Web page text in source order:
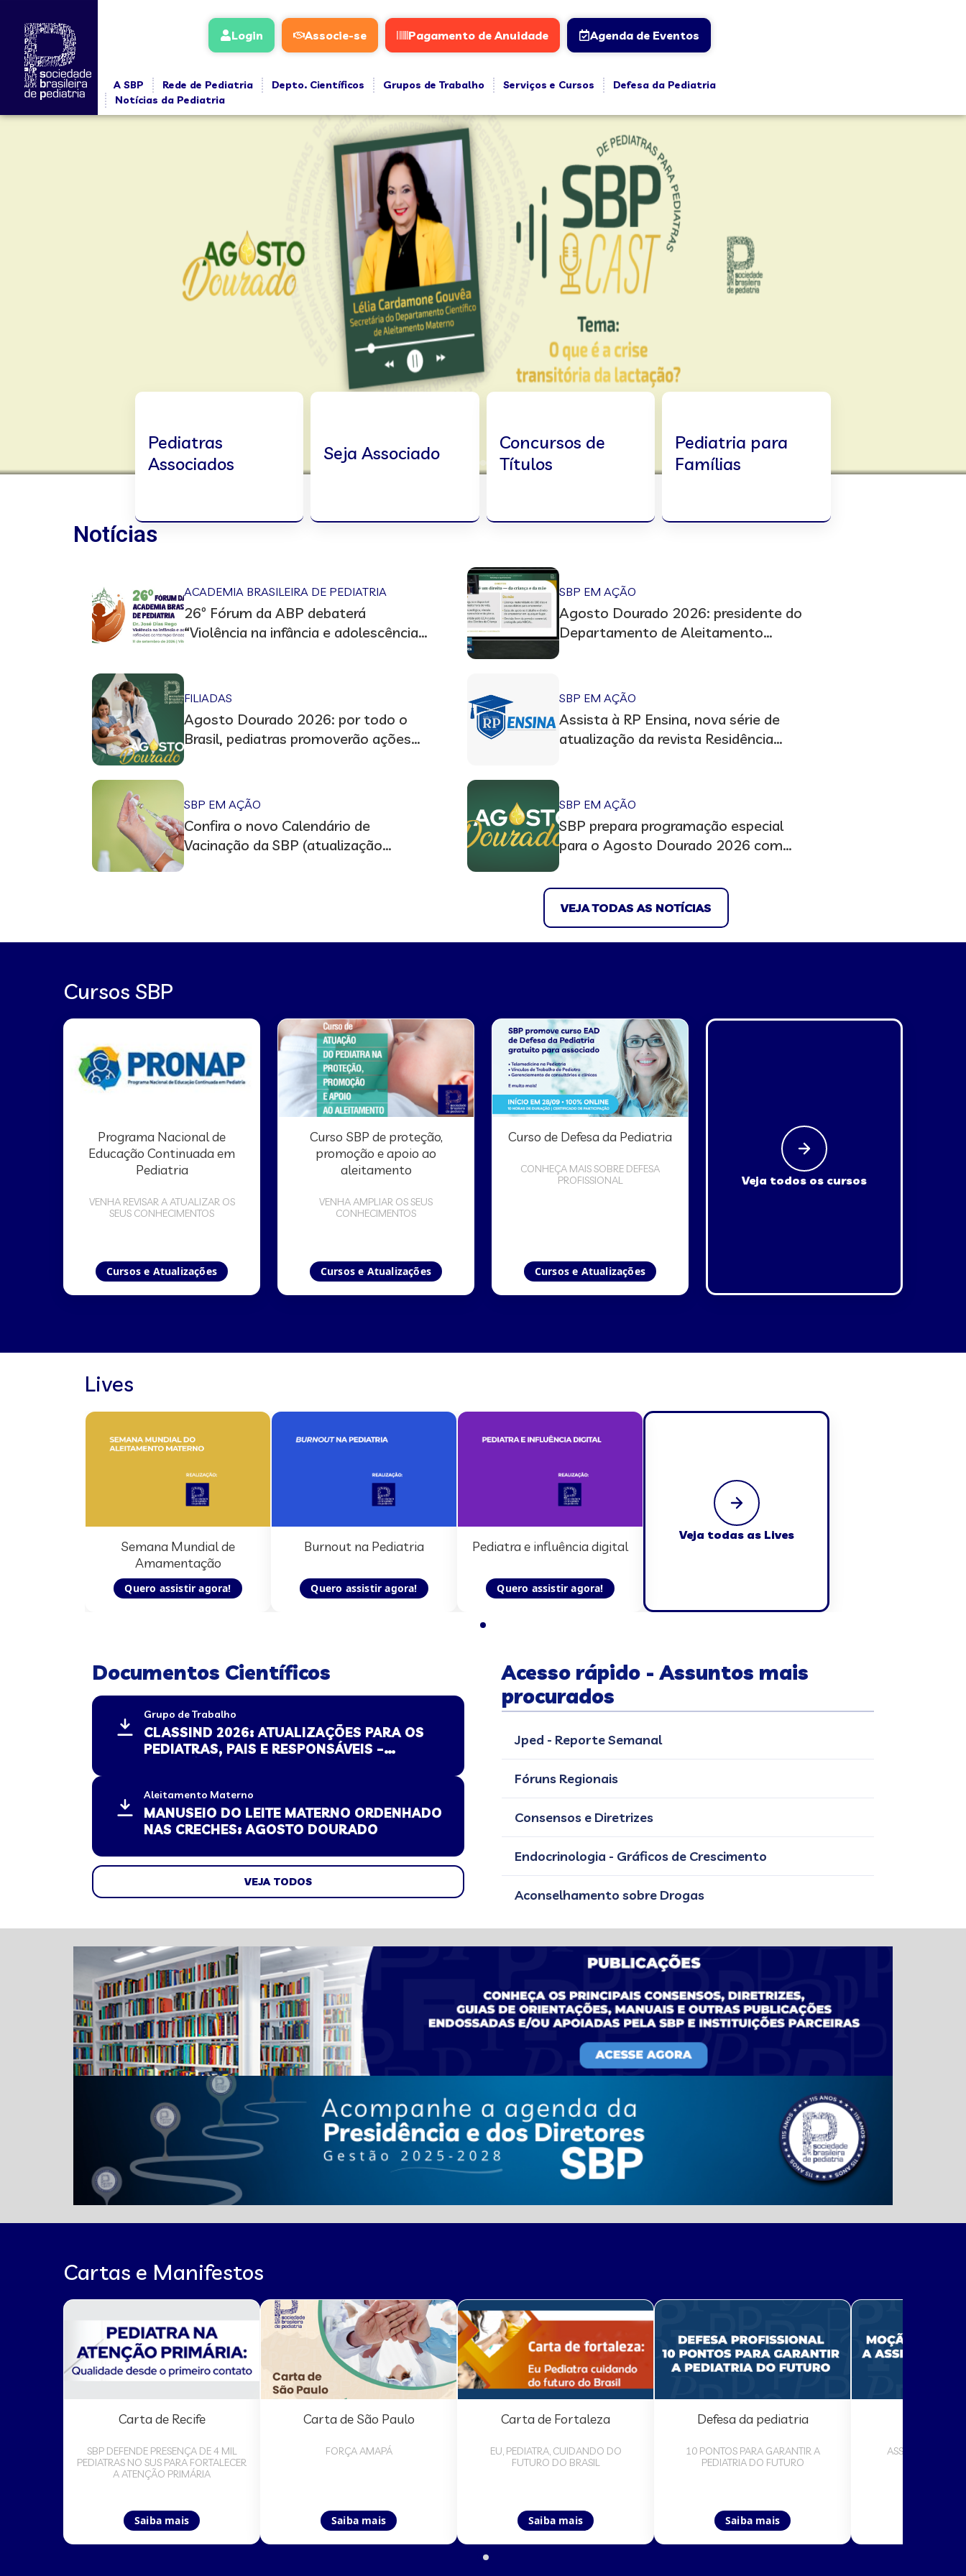
Login Associe-se Pagamento de Anuidade Agenda de Eventos
A SBP Rede de Pediatria Depto. Científicos Grupos de Trabalho Serviços e Cursos
Defesa da Pediatria
Notícias da Pediatria
Pediatras
Associados
Seja Associado
Concursos de
Títulos
Pediatria para
Famílias
Notícias
ACADEMIA BRASILEIRA DE PEDIATRIA
26º Fórum da ABP debaterá
“Violência na infância e adolescência”,
FILIADAS
Agosto Dourado 2026: por todo o
Brasil, pediatras promoverão ações
SBP EM AÇÃO
Confira o novo Calendário de
Vacinação da SBP (atualização
SBP EM AÇÃO
Agosto Dourado 2026: presidente do
Departamento de Aleitamento
SBP EM AÇÃO
Assista à RP Ensina, nova série de
atualização da revista Residência
SBP EM AÇÃO
SBP prepara programação especial
para o Agosto Dourado 2026 com
podcasts
VEJA TODAS AS NOTÍCIAS
Cursos SBP
Programa Nacional de
Educação Continuada em
Pediatria
VENHA REVISAR A ATUALIZAR OS
SEUS CONHECIMENTOS
Cursos e Atualizações
Curso SBP de proteção,
promoção e apoio ao
aleitamento
VENHA AMPLIAR OS SEUS
CONHECIMENTOS
Cursos e Atualizações
Curso de Defesa da Pediatria
CONHEÇA MAIS SOBRE DEFESA
PROFISSIONAL
Cursos e Atualizações
Veja todos os cursos
Lives
Semana Mundial de
Amamentação
Quero assistir agora!
Burnout na Pediatria
Quero assistir agora!
Pediatra e influência digital
Quero assistir agora!
Veja todas as Lives
Documentos Científicos
Grupo de Trabalho
CLASSIND 2026: ATUALIZAÇÕES PARA OS
PEDIATRAS, PAIS E RESPONSÁVEIS –
Aleitamento Materno
MANUSEIO DO LEITE MATERNO ORDENHADO
NAS CRECHES: AGOSTO DOURADO
VEJA TODOS
Acesso rápido - Assuntos mais
procurados
Jped - Reporte Semanal
Fóruns Regionais
Consensos e Diretrizes
Endocrinologia - Gráficos de Crescimento
Aconselhamento sobre Drogas
Cartas e Manifestos
Carta de Recife
SBP DEFENDE PRESENÇA DE 4 MIL
PEDIATRAS NO SUS PARA FORTALECER
A ATENÇÃO PRIMÁRIA
Saiba mais
Carta de São Paulo
FORÇA AMAPÁ
Saiba mais
Carta de Fortaleza
EU, PEDIATRA, CUIDANDO DO
FUTURO DO BRASIL
Saiba mais
Defesa da pediatria
10 PONTOS PARA GARANTIR A
PEDIATRIA DO FUTURO
Saiba mais
ASSISTÊNCIA